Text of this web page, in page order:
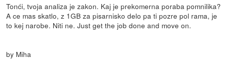
Tonći, tvoja analiza je zakon. Kaj je prekomerna poraba pomnilika?
A ce mas skatlo, z 1GB za pisarnisko delo pa ti pozre pol rama, je
to kej narobe. Niti ne. Just get the job done and move on.
by Miha